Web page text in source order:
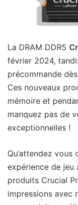
La DRAM DDR5
février 2024,
précommande
Ces nouveaux
mémoire et
manquez pas de
exceptionnelles !
Qu’attendez
expérience de jeu
produits Crucial
impressions avec